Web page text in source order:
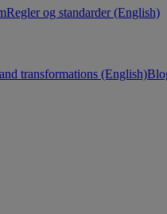
Regler og standarder (English)
transformations (English)